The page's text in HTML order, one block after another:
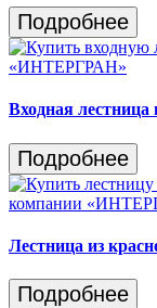
Подробнее
Входная лестница
Подробнее
Лестница из
Подробнее